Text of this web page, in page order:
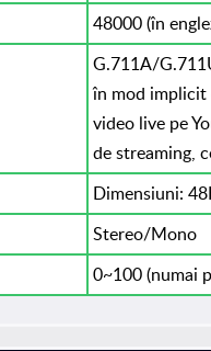
48000 (în
G.711A/
în mod implicit
video live pe
de streaming,
Dimensiuni:
Stereo/Mono
0~100 (numai